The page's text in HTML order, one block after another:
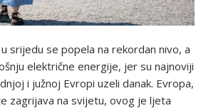
srijedu se popela na rekordan nivo, a
električne energije, jer su najnoviji
i južnoj Evropi uzeli danak. Evropa,
zagrijava na svijetu, ovog je ljeta